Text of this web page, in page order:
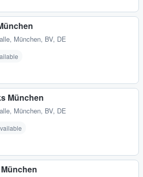
, München, BV, DE
München
, München, BV, DE